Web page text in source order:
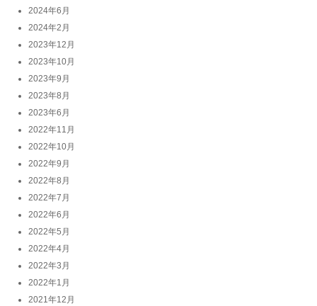
2024年6月
2024年2月
2023年12月
2023年10月
2023年9月
2023年8月
2023年6月
2022年11月
2022年10月
2022年9月
2022年8月
2022年7月
2022年6月
2022年5月
2022年4月
2022年3月
2022年1月
2021年12月